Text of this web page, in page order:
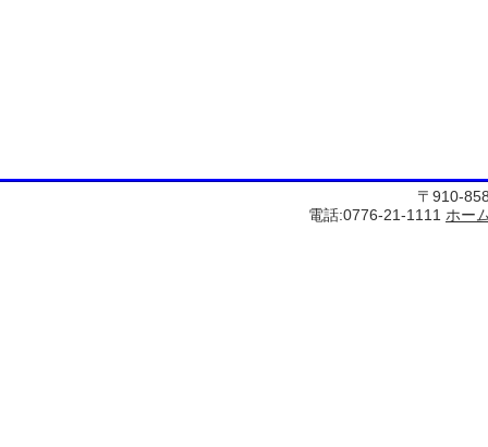
〒910-
電話:0776-21-1111 ホー